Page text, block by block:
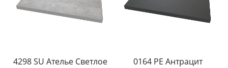
4298 SU Ателье Светлое 0164 PE Антрацит